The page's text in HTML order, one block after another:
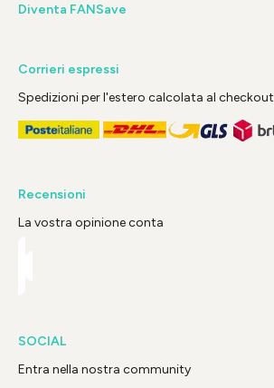
Diventa FANSave
Corrieri espressi
Spedizioni per l'estero calcolata al checkout
Recensioni
La vostra opinione conta
SOCIAL
Entra nella nostra community